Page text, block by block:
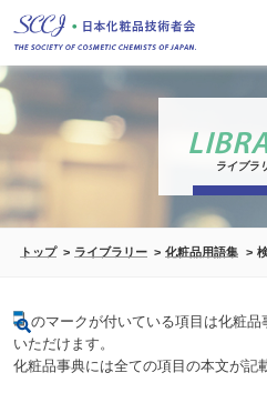
ライブラ
トップ ライブラリー 化粧品用語集
のマークが付いている項目は化粧
いただけます。
化粧品事典には全ての項目の本文が記